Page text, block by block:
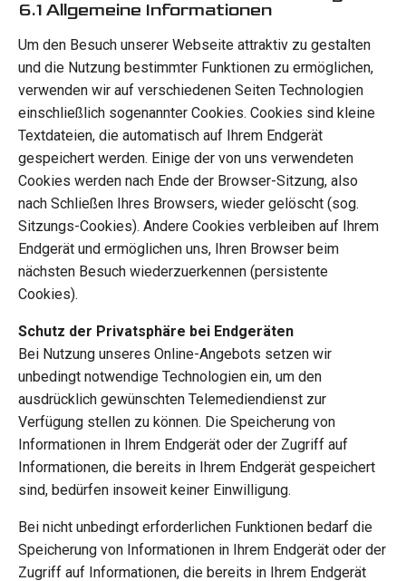
6.1 Allgemeine Informationen
Um den Besuch unserer Webseite attraktiv zu gestalten
und die Nutzung bestimmter Funktionen zu ermöglichen,
verwenden wir auf verschiedenen Seiten Technologien
einschließlich sogenannter Cookies. Cookies sind kleine
Textdateien, die automatisch auf Ihrem Endgerät
gespeichert werden. Einige der von uns verwendeten
Cookies werden nach Ende der Browser-Sitzung, also
nach Schließen Ihres Browsers, wieder gelöscht (sog.
Sitzungs-Cookies). Andere Cookies verbleiben auf Ihrem
Endgerät und ermöglichen uns, Ihren Browser beim
nächsten Besuch wiederzuerkennen (persistente
Cookies).
Schutz der Privatsphäre bei Endgeräten
Bei Nutzung unseres Online-Angebots setzen wir
unbedingt notwendige Technologien ein, um den
ausdrücklich gewünschten Telemediendienst zur
Verfügung stellen zu können. Die Speicherung von
Informationen in Ihrem Endgerät oder der Zugriff auf
Informationen, die bereits in Ihrem Endgerät gespeichert
sind, bedürfen insoweit keiner Einwilligung.
Bei nicht unbedingt erforderlichen Funktionen bedarf die
Speicherung von Informationen in Ihrem Endgerät oder der
Zugriff auf Informationen, die bereits in Ihrem Endgerät